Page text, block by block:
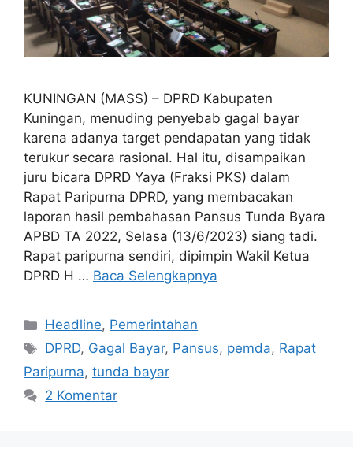
KUNINGAN (MASS) – DPRD Kabupaten
Kuningan, menuding penyebab gagal bayar
karena adanya target pendapatan yang tidak
terukur secara rasional. Hal itu, disampaikan
juru bicara DPRD Yaya (Fraksi PKS) dalam
Rapat Paripurna DPRD, yang membacakan
laporan hasil pembahasan Pansus Tunda Byara
APBD TA 2022, Selasa (13/6/2023) siang tadi.
Rapat paripurna sendiri, dipimpin Wakil Ketua
DPRD H … Baca Selengkapnya
Kategori
Headline, Pemerintahan
Tag
DPRD, Gagal Bayar, Pansus, pemda, Rapat
Paripurna, tunda bayar
2 Komentar